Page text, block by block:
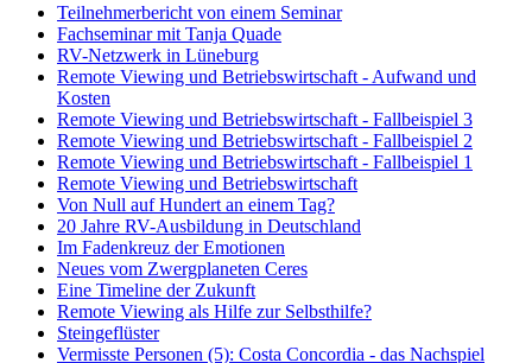
Teilnehmerbericht von einem Seminar
Fachseminar mit Tanja Quade
RV-Netzwerk in Lüneburg
Remote Viewing und Betriebswirtschaft - Aufwand und
Kosten
Remote Viewing und Betriebswirtschaft - Fallbeispiel 3
Remote Viewing und Betriebswirtschaft - Fallbeispiel 2
Remote Viewing und Betriebswirtschaft - Fallbeispiel 1
Remote Viewing und Betriebswirtschaft
Von Null auf Hundert an einem Tag?
20 Jahre RV-Ausbildung in Deutschland
Im Fadenkreuz der Emotionen
Neues vom Zwergplaneten Ceres
Eine Timeline der Zukunft
Remote Viewing als Hilfe zur Selbsthilfe?
Steingeflüster
Vermisste Personen (5): Costa Concordia - das Nachspiel